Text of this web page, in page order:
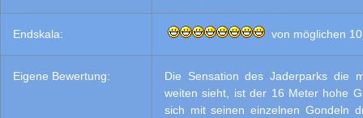
Endskala: von möglichen
Eigene Bewertung:
Die Sensation des Jaderparks die
weiten sieht, ist der 16 Meter hohe
sich mit seinen einzelnen Gondeln